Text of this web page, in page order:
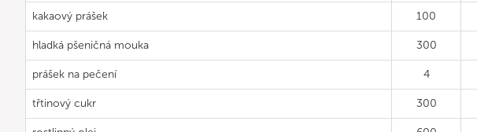
kakaový prášek 100
hladká pšeničná mouka 300
prášek na pečení 4
třtinový cukr 300